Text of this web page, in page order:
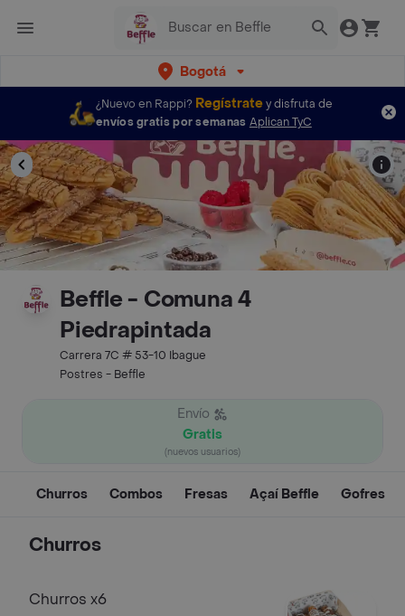
Bogotá
¿Nuevo en Rappi? Regístratey disfruta de
envíos gratis por semanas Aplican TyC
Beffle - Comuna 4
Piedrapintada
Carrera 7C # 53-10 Ibague
Postres - Beffle
Envío
Gratis
(nuevos usuarios)
Churros Combos Fresas Açaí Beffle Gofres
Churros
Churros x6